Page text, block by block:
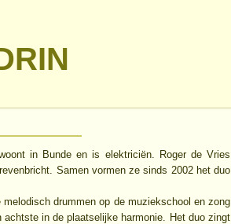
in Bunde en is elektriciën. Roger de Vries
Samen vormen ze sinds 2002 het duo
drummen op de muziekschool en zong
in de plaatselijke harmonie. Het duo zingt